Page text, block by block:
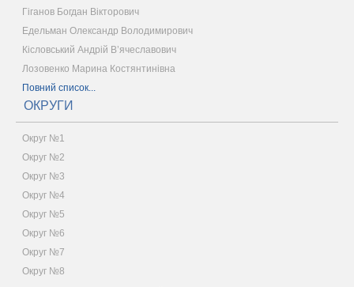
Гіганов Богдан Вікторович
Едельман Олександр Володимирович
Кісловський Андрій В’ячеславович
Лозовенко Марина Костянтинівна
Повний список...
ОКРУГИ
Округ №1
Округ №2
Округ №3
Округ №4
Округ №5
Округ №6
Округ №7
Округ №8